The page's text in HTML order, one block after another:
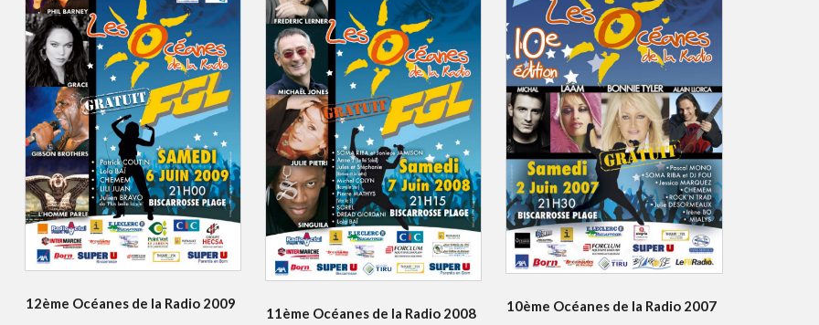
12ème Océanes de la Radio 2009
11ème Océanes de la Radio 2008 10ème Océanes de la Radio 2007